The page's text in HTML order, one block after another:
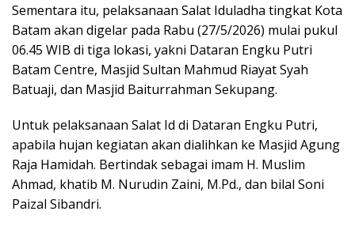
Sementara itu, pelaksanaan Salat Iduladha tingkat Kota
Batam akan digelar pada Rabu (27/5/2026) mulai pukul
06.45 WIB di tiga lokasi, yakni Dataran Engku Putri
Batam Centre, Masjid Sultan Mahmud Riayat Syah
Batuaji, dan Masjid Baiturrahman Sekupang.
Untuk pelaksanaan Salat Id di Dataran Engku Putri,
apabila hujan kegiatan akan dialihkan ke Masjid Agung
Raja Hamidah. Bertindak sebagai imam H. Muslim
Ahmad, khatib M. Nurudin Zaini, M.Pd., dan bilal Soni
Paizal Sibandri.